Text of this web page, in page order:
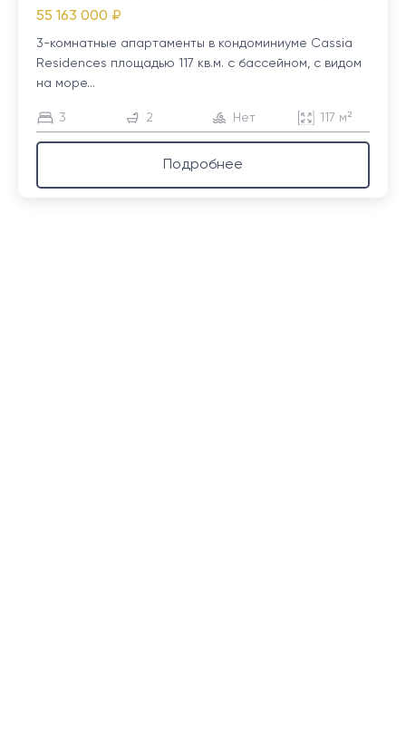
55 163 000 ₽
3-комнатные апартаменты в кондоминиуме Cassia
Residences площадью 117 кв.м. с бассейном, с видом
на море...
3 2 Нет 117 м²
Подробнее